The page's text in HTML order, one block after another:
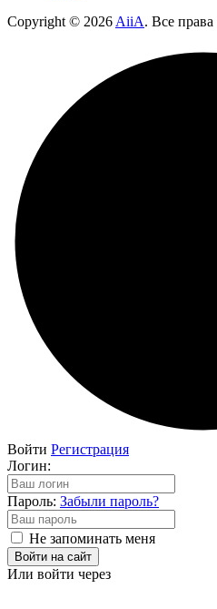
Copyright © 2026AiiA. Все
Войти Регистрация
Логин:
Пароль: Забыли пароль?
Не запоминать меня
Войти на сайт
Или войти через